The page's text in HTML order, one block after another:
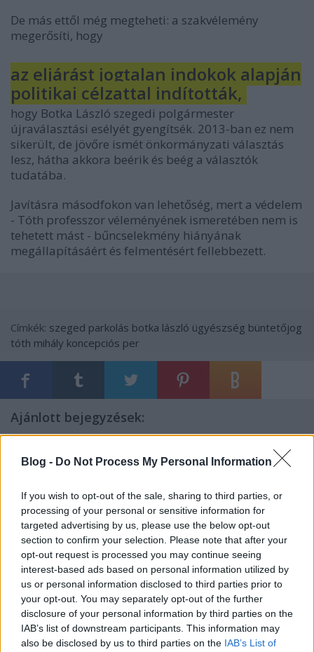
Blog - Do Not Process My Personal Information
If you wish to opt-out of the sale, sharing to third parties, or
processing of your personal or sensitive information for
targeted advertising by us, please use the below opt-out
section to confirm your selection. Please note that after your
opt-out request is processed you may continue seeing
interest-based ads based on personal information utilized by
us or personal information disclosed to third parties prior to
your opt-out. You may separately opt-out of the further
disclosure of your personal information by third parties on the
IAB’s list of downstream participants. This information may
also be disclosed by us to third parties on the IAB’s List of
De más ettől még megteheti: a szakvélemény
megerősíti, hogy
az eljárást jogtalan indokok alapján
politikai célzattal indították,
hogy Botka László szegedi polgármester
újraválasztási esélyét gyengítsék. 2013-ban ez nem
sikerült, de jövőre ismét önkormányzati választás
lesz, hátha akkora beérik és beég a választók
tudatába.
Javításra másodfokon van lehetőség, mert a védelem
- Tóth professzor véleményének ismeretében nem is
tehetett mást - bűncselekmény hiányának
megállapításáért és felmentésért fellebbezett.
Címkék: szeged parkolás botka lászló ügyészség büntetőjog
tóth mihály koncepciós per
Ajánlott bejegyzések:
Sztálin titkosrendőre Navalnij
Botka megadóztatná a Fidesz-
oligarchákat: százmilliárdokat venne el
Mészároséktól
Orbán megsarcolja az ellenfeleit, de a
klientúrának nem kell áldozatot hozni